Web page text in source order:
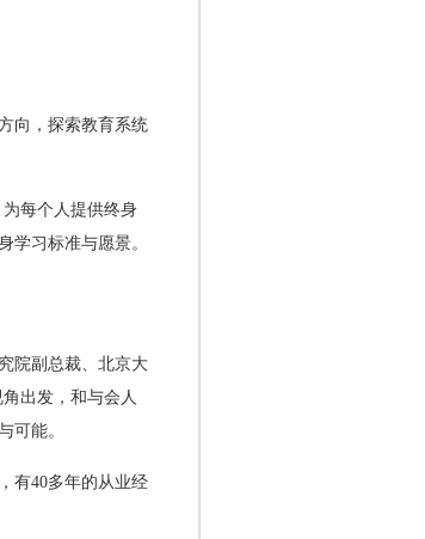
向，探索教育系统
每个人提供终身
学习标准与愿景。
院副总裁、北京大
出发，和与会人
可能。
有40多年的从业经